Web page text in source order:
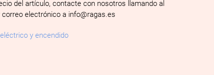
del artículo, contacte con nosotros llamando al
electrónico a info@ragas.es
y encendido